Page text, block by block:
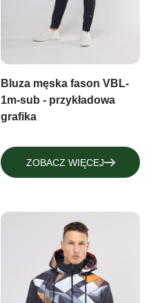
Bluza męska fason VBL-
1m-sub - przykładowa
grafika
ZOBACZ WIĘCEJ